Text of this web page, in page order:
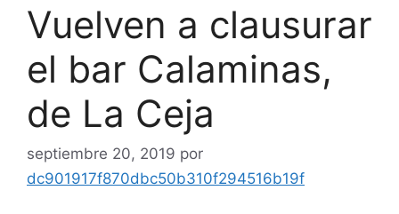
Vuelven a clausurar
el bar Calaminas,
de La Ceja
septiembre 20, 2019 por
dc901917f870dbc50b310f294516b19f